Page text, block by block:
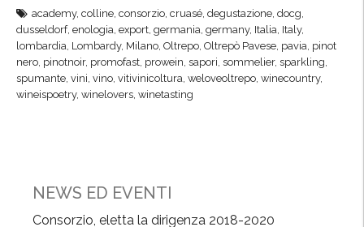
n
a
z
W
e
i
n
,
i
n
r
o
W
e
i
i
s
s
academy, colline, consorzio, cruasé, degustazione, docg,
dusseldorf, enologia, export, germania, germany, Italia, Italy,
lombardia, Lombardy, Milano, Oltrepo, Oltrepò Pavese, pavia, pinot
nero, pinotnoir, promofast, prowein, sapori, sommelier, sparkling,
spumante, vini, vino, vitivinicoltura, weloveoltrepo, winecountry,
wineispoetry, winelovers, winetasting
NEWS ED EVENTI
Consorzio, eletta la dirigenza 2018-2020